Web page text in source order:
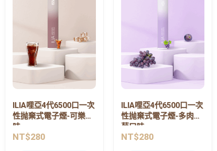
ILIA哩亞4代6500口一次
性抛棄式電子煙-可樂口
味
NT$280
ILIA哩亞4代6500口一次
性抛棄式電子煙-多肉葡
萄口味
NT$280